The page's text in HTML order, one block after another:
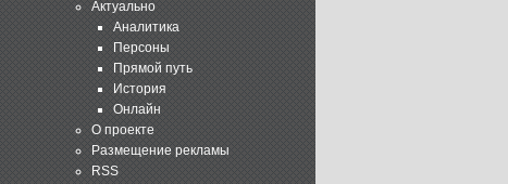
Актуально
Аналитика
Персоны
Прямой путь
История
Онлайн
О проекте
Размещение рекламы
RSS